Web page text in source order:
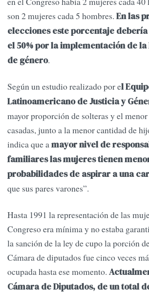
son 2 mujeres cada 5 hombres. En las
elecciones este porcentaje
el 50% por la implementación de
de género.
Según un estudio realizado por el
Latinoamericano de Justicia y
mayor proporción de solteras y el
casadas, junto a la menor cantidad de
indica que amayor nivel de
familiares las mujeres tienen
probabilidades de aspirar a una
que sus pares varones”.
Hasta 1991 la representación de las
Congreso era mínima y no estaba
la sanción de la ley de cupo la porción
Cámara de diputados fue cinco veces
ocupada hasta ese momento.
Cámara de Diputados, de un total